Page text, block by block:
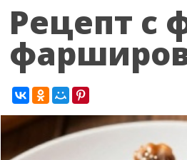
Рецепт с